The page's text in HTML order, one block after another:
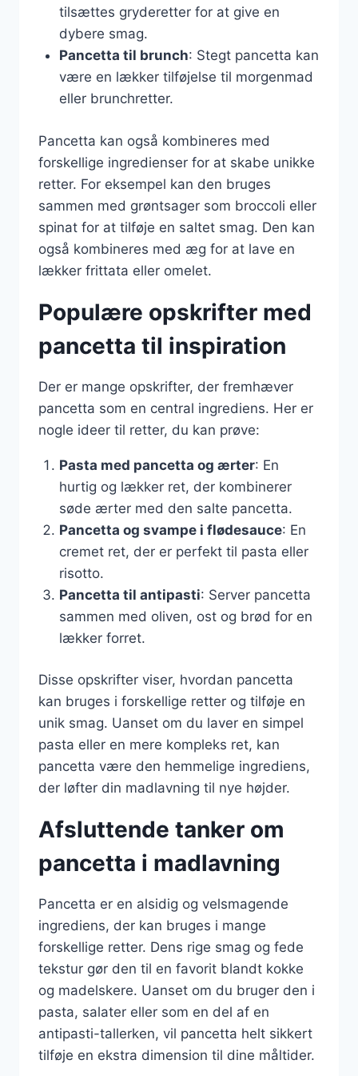
tilsættes gryderetter for at give en
dybere smag.
Pancetta til brunch: Stegt pancetta kan
være en lækker tilføjelse til morgenmad
eller brunchretter.
Pancetta kan også kombineres med
forskellige ingredienser for at skabe unikke
retter. For eksempel kan den bruges
sammen med grøntsager som broccoli eller
spinat for at tilføje en saltet smag. Den kan
også kombineres med æg for at lave en
lækker frittata eller omelet.
Populære opskrifter med
pancetta til inspiration
Der er mange opskrifter, der fremhæver
pancetta som en central ingrediens. Her er
nogle ideer til retter, du kan prøve:
Pasta med pancetta og ærter: En
hurtig og lækker ret, der kombinerer
søde ærter med den salte pancetta.
Pancetta og svampe i flødesauce: En
cremet ret, der er perfekt til pasta eller
risotto.
Pancetta til antipasti: Server pancetta
sammen med oliven, ost og brød for en
lækker forret.
Disse opskrifter viser, hvordan pancetta
kan bruges i forskellige retter og tilføje en
unik smag. Uanset om du laver en simpel
pasta eller en mere kompleks ret, kan
pancetta være den hemmelige ingrediens,
der løfter din madlavning til nye højder.
Afsluttende tanker om
pancetta i madlavning
Pancetta er en alsidig og velsmagende
ingrediens, der kan bruges i mange
forskellige retter. Dens rige smag og fede
tekstur gør den til en favorit blandt kokke
og madelskere. Uanset om du bruger den i
pasta, salater eller som en del af en
antipasti-tallerken, vil pancetta helt sikkert
tilføje en ekstra dimension til dine måltider.